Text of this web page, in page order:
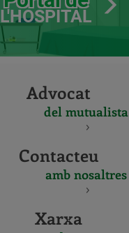
L'HOSPITAL
Advocat
del mutualista
Contacteu
amb nosaltres
Xarxa